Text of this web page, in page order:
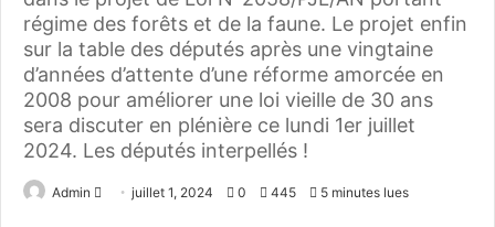
régime des forêts et de la faune. Le projet enfin
sur la table des députés après une vingtaine
d’années d’attente d’une réforme amorcée en
2008 pour améliorer une loi vieille de 30 ans
sera discuter en plénière ce lundi 1er juillet
2024. Les députés interpellés !
Admin juillet 1, 2024 0 445 5 minutes lues